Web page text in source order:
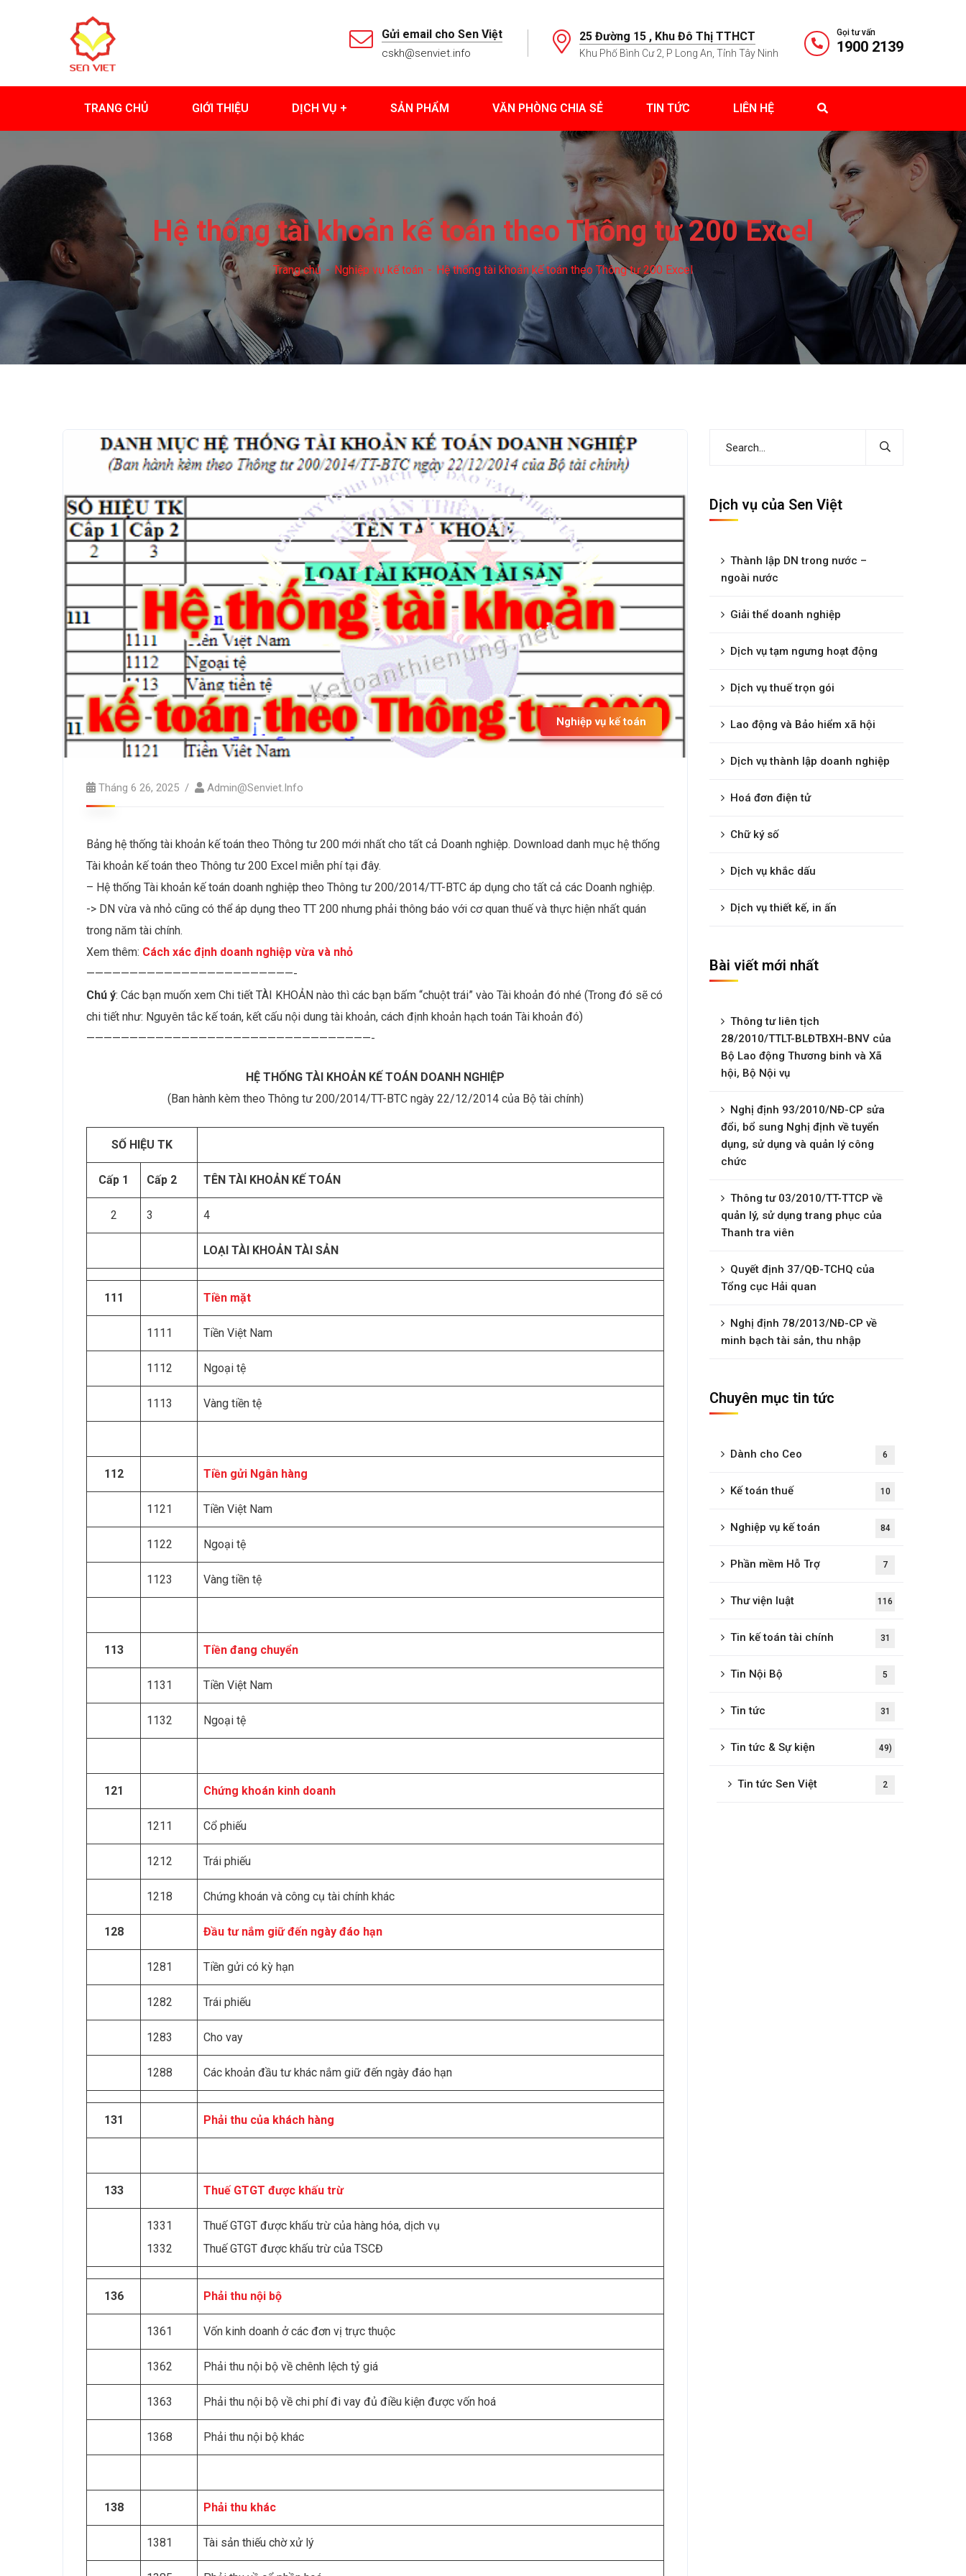
Gửi email cho Sen Việt
cskh@senviet.info
25 Đường 15 , Khu Đô Thị TTHCT
Khu Phố Bình Cư 2, P Long An, Tỉnh Tây Ninh
Gọi tư vấn
1900 2139
TRANG CHỦ GIỚI THIỆU DỊCH VỤ SẢN PHẨM VĂN PHÒNG CHIA SẺ TIN TỨC LIÊN HỆ
Hệ thống tài khoản kế toán theo Thông tư 200 Excel
Trang chủ Nghiệp vụ kế toán Hệ thống tài khoản kế toán theo Thông tư 200 Excel
Nghiệp vụ kế toán
Tháng 6 26, 2025 Admin@senviet.info
Bảng hệ thống tài khoản kế toán theo Thông tư 200 mới nhất cho tất cả Doanh nghiệp. Download danh mục hệ thống
Tài khoản kế toán theo Thông tư 200 Excel miễn phí tại đây.
– Hệ thống Tài khoản kế toán doanh nghiệp theo Thông tư 200/2014/TT-BTC áp dụng cho tất cả các Doanh nghiệp.
-> DN vừa và nhỏ cũng có thể áp dụng theo TT 200 nhưng phải thông báo với cơ quan thuế và thực hiện nhất quán
trong năm tài chính.
Xem thêm: Cách xác định doanh nghiệp vừa và nhỏ
————————————————————————-
Chú ý: Các bạn muốn xem Chi tiết TÀI KHOẢN nào thì các bạn bấm “chuột trái” vào Tài khoản đó nhé (Trong đó sẽ có
chi tiết như: Nguyên tắc kế toán, kết cấu nội dung tài khoản, cách định khoản hạch toán Tài khoản đó)
—————————————————————————————————-
HỆ THỐNG TÀI KHOẢN KẾ TOÁN DOANH NGHIỆP
(Ban hành kèm theo Thông tư 200/2014/TT-BTC ngày 22/12/2014 của Bộ tài chính)
SỐ HIỆU TK
Cấp 1 Cấp 2 TÊN TÀI KHOẢN KẾ TOÁN
2 3 4
LOẠI TÀI KHOẢN TÀI SẢN
111 Tiền mặt
1111 Tiền Việt Nam
1112 Ngoại tệ
1113 Vàng tiền tệ
112 Tiền gửi Ngân hàng
1121 Tiền Việt Nam
1122 Ngoại tệ
1123 Vàng tiền tệ
113 Tiền đang chuyển
1131 Tiền Việt Nam
1132 Ngoại tệ
121 Chứng khoán kinh doanh
1211 Cổ phiếu
1212 Trái phiếu
1218 Chứng khoán và công cụ tài chính khác
128 Đầu tư nắm giữ đến ngày đáo hạn
1281 Tiền gửi có kỳ hạn
1282 Trái phiếu
1283 Cho vay
1288 Các khoản đầu tư khác nắm giữ đến ngày đáo hạn
131 Phải thu của khách hàng
133 Thuế GTGT được khấu trừ
1331
1332
Thuế GTGT được khấu trừ của hàng hóa, dịch vụ
Thuế GTGT được khấu trừ của TSCĐ
136 Phải thu nội bộ
1361 Vốn kinh doanh ở các đơn vị trực thuộc
1362 Phải thu nội bộ về chênh lệch tỷ giá
1363 Phải thu nội bộ về chi phí đi vay đủ điều kiện được vốn hoá
1368 Phải thu nội bộ khác
138 Phải thu khác
1381 Tài sản thiếu chờ xử lý
Dịch vụ của Sen Việt
Thành lập DN trong nước –
ngoài nước
Giải thể doanh nghiệp
Dịch vụ tạm ngưng hoạt động
Dịch vụ thuế trọn gói
Lao động và Bảo hiểm xã hội
Dịch vụ thành lập doanh nghiệp
Hoá đơn điện tử
Chữ ký số
Dịch vụ khắc dấu
Dịch vụ thiết kế, in ấn
Bài viết mới nhất
Thông tư liên tịch
28/2010/TTLT-BLĐTBXH-BNV của
Bộ Lao động Thương binh và Xã
hội, Bộ Nội vụ
Nghị định 93/2010/NĐ-CP sửa
đổi, bổ sung Nghị định về tuyển
dụng, sử dụng và quản lý công
chức
Thông tư 03/2010/TT-TTCP về
quản lý, sử dụng trang phục của
Thanh tra viên
Quyết định 37/QĐ-TCHQ của
Tổng cục Hải quan
Nghị định 78/2013/NĐ-CP về
minh bạch tài sản, thu nhập
Chuyên mục tin tức
Dành cho Ceo 6
Kế toán thuế 10
Nghiệp vụ kế toán 84
Phần mềm Hỗ Trợ 7
Thư viện luật 116
Tin kế toán tài chính 31
Tin Nội Bộ 5
Tin tức 31
Tin tức & Sự kiện 49)
Tin tức Sen Việt 2